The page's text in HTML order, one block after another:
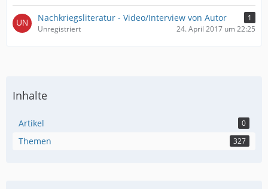
Nachkriegsliteratur - Video/Interview von Autor
1
Unregistriert
24. April 2017 um 22:25
Inhalte
Artikel 0
Themen 327